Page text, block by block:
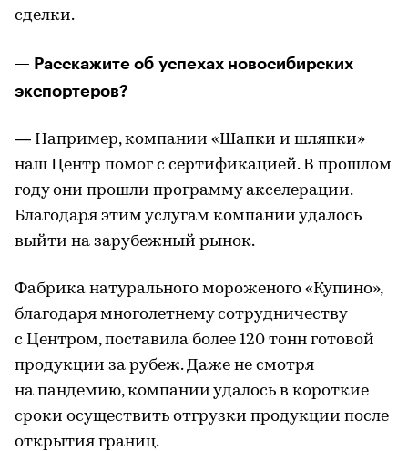
сделки.
— Расскажите об успехах новосибирских
экспортеров?
— Например, компании «Шапки и шляпки»
наш Центр помог с сертификацией. В прошлом
году они прошли программу акселерации.
Благодаря этим услугам компании удалось
выйти на зарубежный рынок.
Фабрика натурального мороженого «Купино»,
благодаря многолетнему сотрудничеству
с Центром, поставила более 120 тонн готовой
продукции за рубеж. Даже не смотря
на пандемию, компании удалось в короткие
сроки осуществить отгрузки продукции после
открытия границ.